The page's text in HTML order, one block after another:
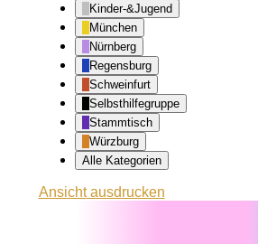
Kinder-&Jugend
München
Nürnberg
Regensburg
Schweinfurt
Selbsthilfegruppe
Stammtisch
Würzburg
Alle Kategorien
Ansichtausdrucken